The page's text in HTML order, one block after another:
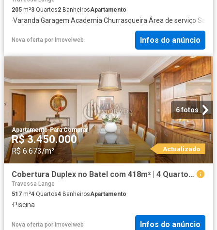
205 m²3 Quartos2 BanheirosApartamento
·Varanda·Garagem·Academia·Churrasqueira·Área de serviço·Sala
Nova oferta por Imovelweb Infos do anúncio
6 fotos
Apartamento·Para Comprar
R$ 3.450.000
R$ 6.673/m² Actualizado
Cobertura Duplex no Batel com 418m² | 4 Quartos |
Travessa Lange
517 m²4 Quartos4 BanheirosApartamento
·Piscina
Nova oferta por Imovelweb Infos do anúncio